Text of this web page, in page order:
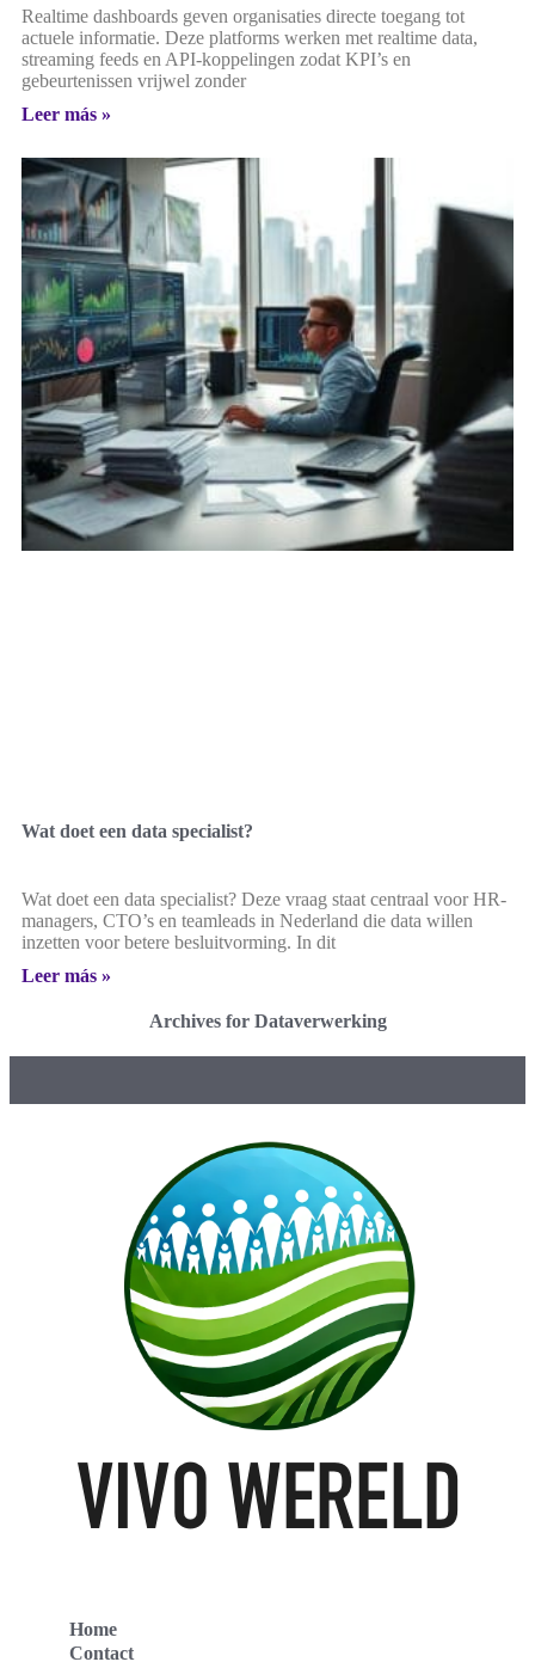
Realtime dashboards geven organisaties directe toegang tot
actuele informatie. Deze platforms werken met realtime data,
streaming feeds en API-koppelingen zodat KPI’s en
gebeurtenissen vrijwel zonder
Leer más »
Wat doet een data specialist?
Wat doet een data specialist? Deze vraag staat centraal voor HR-
managers, CTO’s en teamleads in Nederland die data willen
inzetten voor betere besluitvorming. In dit
Leer más »
Archives for Dataverwerking
Home
Contact